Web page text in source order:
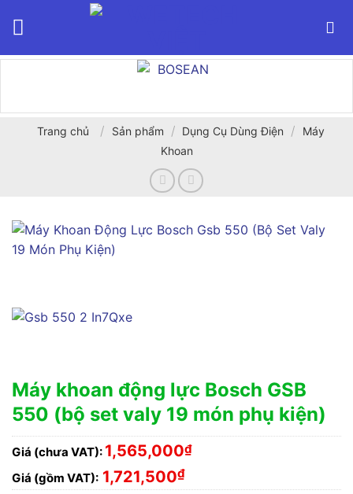
Trang chủ / Sản phẩm / Dụng Cụ Dùng Điện /
Máy
Khoan
Máy khoan động lực Bosch GSB
550 (bộ set valy 19 món phụ kiện)
Giá (chưa VAT): 1,565,000₫
Giá (gồm VAT): 1,721,500₫